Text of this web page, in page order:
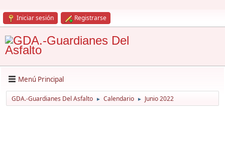
Iniciar sesión Registrarse
Menú Principal
GDA.-Guardianes Del Asfalto ► Calendario ► Junio 2022